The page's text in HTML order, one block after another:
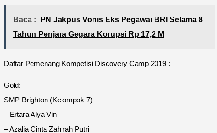
Baca :
PN Jakpus Vonis Eks Pegawai BRI Selama 8
Tahun Penjara Gegara Korupsi Rp 17,2 M
Daftar Pemenang Kompetisi Discovery Camp 2019 :
Gold:
SMP Brighton (Kelompok 7)
– Ertara Alya Vin
– Azalia Cinta Zahirah Putri